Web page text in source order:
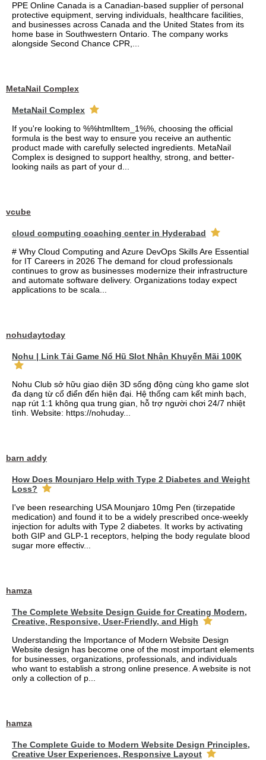
PPE Online Canada is a Canadian-based supplier of personal
protective equipment, serving individuals, healthcare facilities,
and businesses across Canada and the United States from its
home base in Southwestern Ontario. The company works
alongside Second Chance CPR,...
MetaNail Complex
MetaNail Complex
If you're looking to %%htmlItem_1%%, choosing the official
formula is the best way to ensure you receive an authentic
product made with carefully selected ingredients. MetaNail
Complex is designed to support healthy, strong, and better-
looking nails as part of your d...
vcube
cloud computing coaching center in Hyderabad
# Why Cloud Computing and Azure DevOps Skills Are Essential
for IT Careers in 2026 The demand for cloud professionals
continues to grow as businesses modernize their infrastructure
and automate software delivery. Organizations today expect
applications to be scala...
nohudaytoday
Nohu | Link Tải Game Nổ Hũ Slot Nhận Khuyến Mãi 100K
Nohu Club sở hữu giao diện 3D sống động cùng kho game slot
đa dạng từ cổ điển đến hiện đại. Hệ thống cam kết minh bạch,
nạp rút 1:1 không qua trung gian, hỗ trợ người chơi 24/7 nhiệt
tình. Website: https://nohuday...
barn addy
How Does Mounjaro Help with Type 2 Diabetes and Weight
Loss?
I've been researching USA Mounjaro 10mg Pen (tirzepatide
medication) and found it to be a widely prescribed once-weekly
injection for adults with Type 2 diabetes. It works by activating
both GIP and GLP-1 receptors, helping the body regulate blood
sugar more effectiv...
hamza
The Complete Website Design Guide for Creating Modern,
Creative, Responsive, User-Friendly, and High
Understanding the Importance of Modern Website Design
Website design has become one of the most important elements
for businesses, organizations, professionals, and individuals
who want to establish a strong online presence. A website is not
only a collection of p...
hamza
The Complete Guide to Modern Website Design Principles,
Creative User Experiences, Responsive Layout